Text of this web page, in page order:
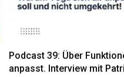
Podcast 39: Über
anpasst. Interview mit